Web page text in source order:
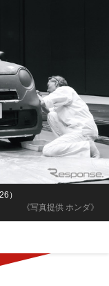
《写真提供 ホンダ》
）